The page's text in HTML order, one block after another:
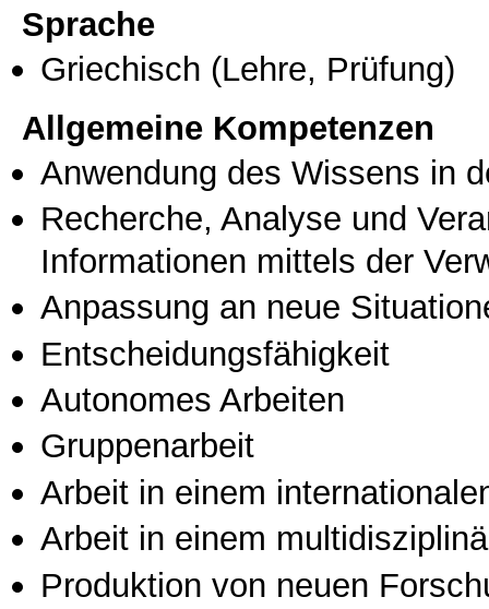
Sprache
Griechisch (Lehre, Prüfung)
Allgemeine Kompetenzen
Anwendung des Wissens in
Recherche, Analyse und
Informationen mittels der
Anpassung an neue
Entscheidungsfähigkeit
Autonomes Arbeiten
Gruppenarbeit
Arbeit in einem
Arbeit in einem
Produktion von neuen